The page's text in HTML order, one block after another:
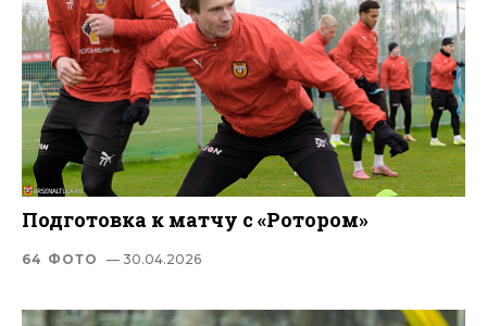
Подготовка к матчу с «Ротором»
64 ФОТО — 30.04.2026